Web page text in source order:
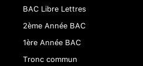
BAC Libre Lettres
2ème Année BAC
1ère Année BAC
Tronc commun